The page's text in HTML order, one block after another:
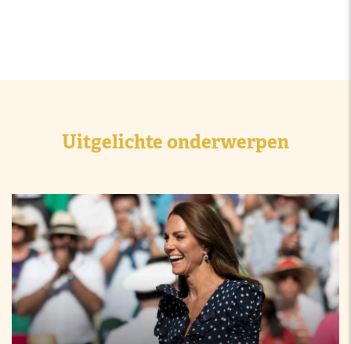
Uitgelichte onderwerpen